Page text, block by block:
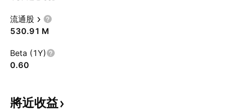
流通股
‪530.91 M‬
Beta (1Y)
0.60
將近收益